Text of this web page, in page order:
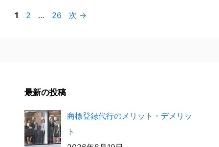
ペ
1
ペ
2 …
ペ
26 次 →
最新の投稿
商標登録代行のメリット・デメリッ
ト